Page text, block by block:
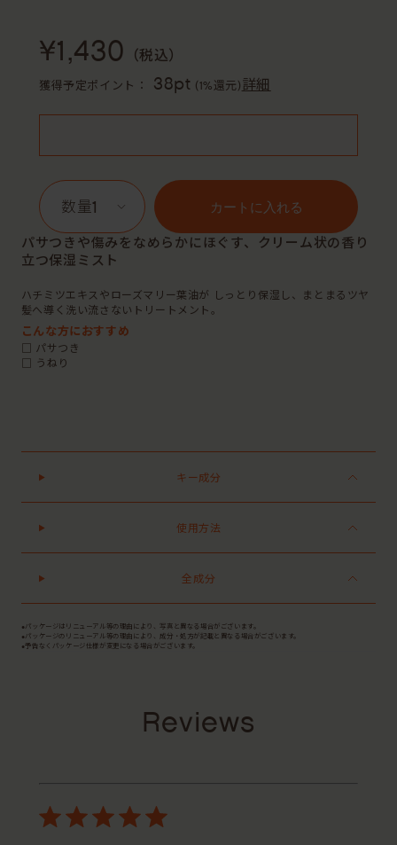
¥1,430 （税込）
獲得予定ポイント： 38pt (1%還元)詳細
1 カートに入れる
パサつきや傷みをなめらかにほぐす、クリーム状の香り
立つ保湿ミスト
ハチミツエキスやローズマリー葉油が しっとり保湿し、まとまるツヤ
髪へ導く洗い流さないトリートメント。
こんな方におすすめ
□ パサつき
□ うねり
キー成分
使用方法
全成分
●パッケージはリニューアル等の理由により、写真と異なる場合がございます。
●パッケージのリニューアル等の理由により、成分・処方が記載と異なる場合がございます。
●予告なくパッケージ仕様が変更になる場合がございます。
Reviews